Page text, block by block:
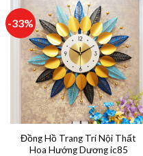
-33%
Đồng Hồ Trang Trí Nội Thất
Hoa Hướng Dương ic85